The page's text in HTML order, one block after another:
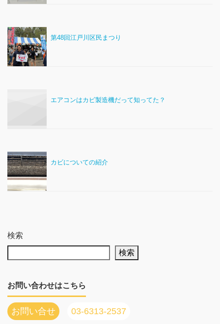
第48回江戸川区民まつり
エアコンはカビ製造機だって知ってた？
カビについての紹介
検索
検索
お問い合わせはこちら
お問い合せ 03-6313-2537